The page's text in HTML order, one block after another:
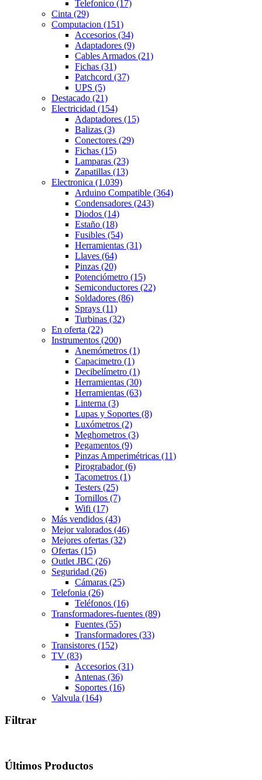
Telefonico (17)
Cinta (29)
Computacion (151)
Accesorios (34)
Adaptadores (9)
Cables Armados (21)
Fichas (31)
Patchcord (37)
UPS (5)
Destacado (21)
Electricidad (154)
Adaptadores (15)
Balizas (3)
Conectores (29)
Fichas (15)
Lamparas (23)
Zapatillas (13)
Electronica (1.039)
Arduino Compatible (364)
Condensadores (243)
Diodos (14)
Estaño (18)
Fusibles (54)
Herramientas (31)
Llaves (64)
Pinzas (20)
Potenciómetro (15)
Semiconductores (22)
Soldadores (86)
Sprays (11)
Turbinas (32)
En oferta (22)
Instrumentos (200)
Anemómetros (1)
Capacimetro (1)
Decibelímetro (1)
Herramientas (30)
Herramientas (63)
Linterna (3)
Lupas y Soportes (8)
Luxómetros (2)
Meghometros (3)
Pegamentos (9)
Pinzas Amperimétricas (11)
Pirograbador(6)
Tacometros (1)
Testers (25)
Tornillos (7)
Wifi (17)
Más vendidos (43)
Mejor valorados (46)
Mejores ofertas (32)
Ofertas (15)
Outlet JBC (26)
Seguridad (26)
Cámaras (25)
Telefonia (26)
Teléfonos (16)
Transformadores-fuentes (89)
Fuentes (55)
Transformadores (33)
Transistores (152)
TV (83)
Accesorios (31)
Antenas (36)
Soportes (16)
Valvula (164)
Filtrar
Últimos Productos